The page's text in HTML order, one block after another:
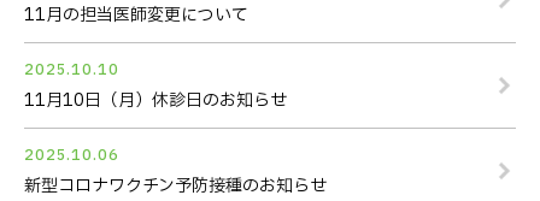
11月の担当医師変更について
2025.10.10
11月10日（月）休診日のお知らせ
2025.10.06
新型コロナワクチン予防接種のお知らせ